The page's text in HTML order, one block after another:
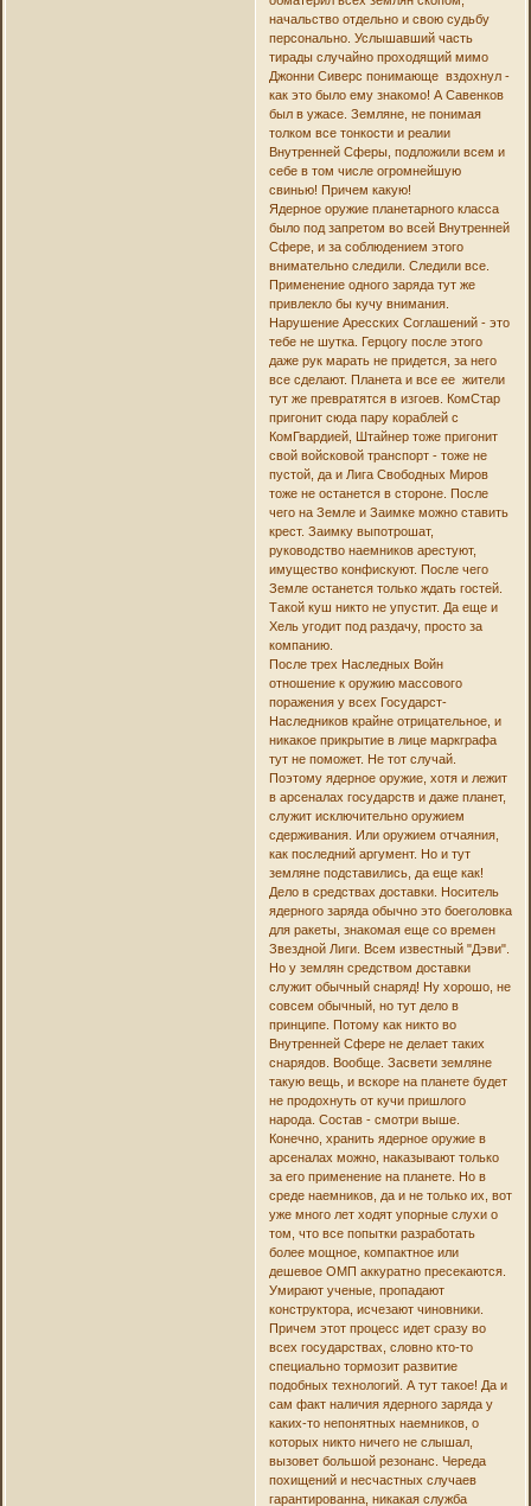
начальство отдельно и свою судьбу
персонально. Услышавший часть
тирады случайно проходящий мимо
Джонни Сиверс понимающе вздохнул -
как это было ему знакомо! А Савенков
был в ужасе. Земляне, не понимая
толком все тонкости и реалии
Внутренней Сферы, подложили всем и
себе в том числе огромнейшую
свинью! Причем какую!
Ядерное оружие планетарного класса
было под запретом во всей Внутренней
Сфере, и за соблюдением этого
внимательно следили. Следили все.
Применение одного заряда тут же
привлекло бы кучу внимания.
Нарушение Аресских Соглашений - это
тебе не шутка. Герцогу после этого
даже рук марать не придется, за него
все сделают. Планета и все ее жители
тут же превратятся в изгоев. КомСтар
пригонит сюда пару кораблей с
КомГвардией, Штайнер тоже пригонит
свой войсковой транспорт - тоже не
пустой, да и Лига Свободных Миров
тоже не останется в стороне. После
чего на Земле и Заимке можно ставить
крест. Заимку выпотрошат,
руководство наемников арестуют,
имущество конфискуют. После чего
Земле останется только ждать гостей.
Такой куш никто не упустит. Да еще и
Хель угодит под раздачу, просто за
компанию.
После трех Наследных Войн
отношение к оружию массового
поражения у всех Государст-
Наследников крайне отрицательное, и
никакое прикрытие в лице маркграфа
тут не поможет. Не тот случай.
Поэтому ядерное оружие, хотя и лежит
в арсеналах государств и даже планет,
служит исключительно оружием
сдерживания. Или оружием отчаяния,
как последний аргумент. Но и тут
земляне подставились, да еще как!
Дело в средствах доставки. Носитель
ядерного заряда обычно это боеголовка
для ракеты, знакомая еще со времен
Звездной Лиги. Всем известный "Дэви".
Но у землян средством доставки
служит обычный снаряд! Ну хорошо, не
совсем обычный, но тут дело в
принципе. Потому как никто во
Внутренней Сфере не делает таких
снарядов. Вообще. Засвети земляне
такую вещь, и вскоре на планете будет
не продохнуть от кучи пришлого
народа. Состав - смотри выше.
Конечно, хранить ядерное оружие в
арсеналах можно, наказывают только
за его применение на планете. Но в
среде наемников, да и не только их, вот
уже много лет ходят упорные слухи о
том, что все попытки разработать
более мощное, компактное или
дешевое ОМП аккуратно пресекаются.
Умирают ученые, пропадают
конструктора, исчезают чиновники.
Причем этот процесс идет сразу во
всех государствах, словно кто-то
специально тормозит развитие
подобных технологий. А тут такое! Да и
сам факт наличия ядерного заряда у
каких-то непонятных наемников, о
которых никто ничего не слышал,
вызовет большой резонанс. Череда
похищений и несчастных случаев
гарантированна, никакая служба